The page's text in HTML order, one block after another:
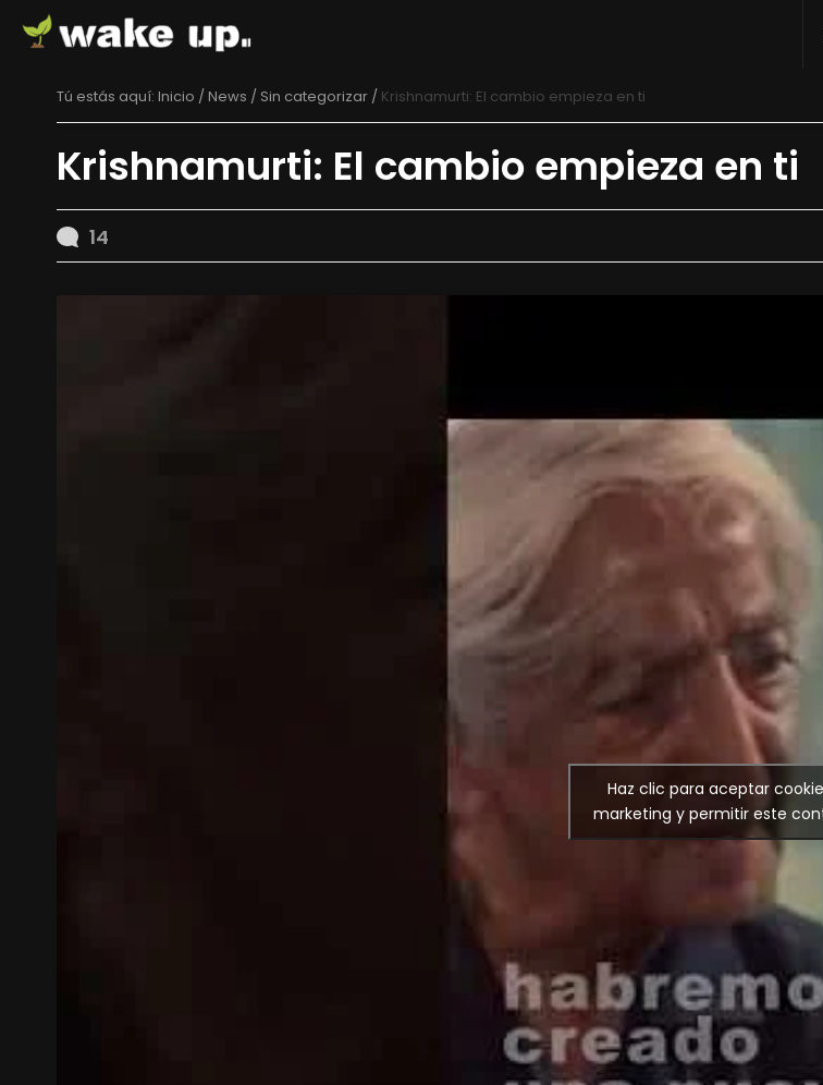
Tú estás aquí: Inicio /News / Sin categorizar/ Krishnamurti: El cambio empieza en ti
Krishnamurti: El cambio empieza en ti
14
Haz clic para aceptar
marketing y permitir este